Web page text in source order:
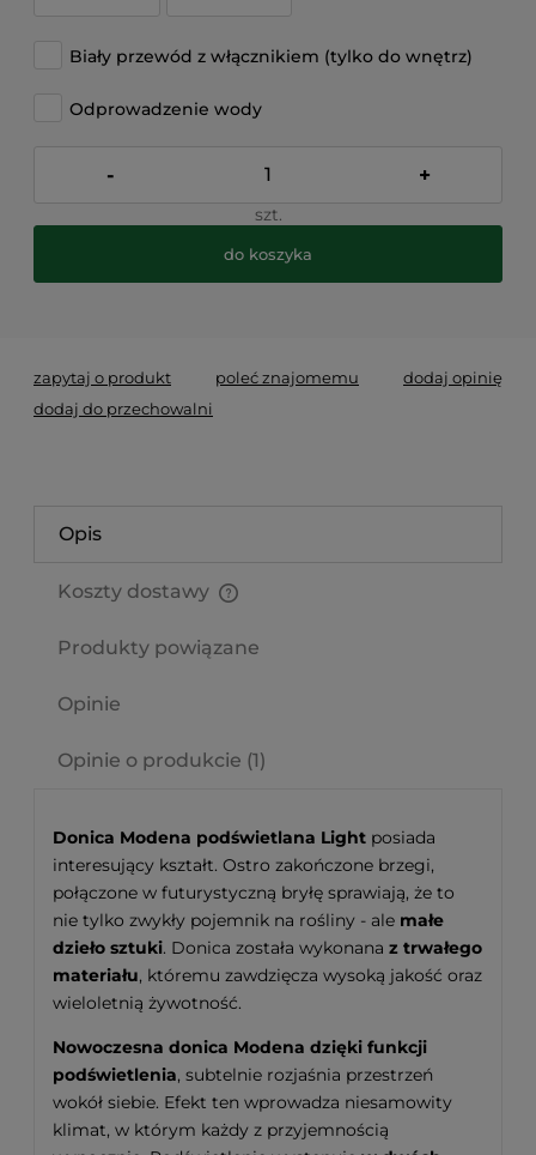
Biały przewód z włącznikiem (tylko do wnętrz)
Odprowadzenie wody
- +
szt.
do koszyka
zapytaj o produkt poleć znajomemu
dodaj opinię
dodaj do przechowalni
Opis
Koszty dostawy
Produkty powiązane
Opinie
Opinie o produkcie (1)
Donica Modena podświetlana Light posiada
interesujący kształt. Ostro zakończone brzegi,
połączone w futurystyczną bryłę sprawiają, że to
nie tylko zwykły pojemnik na rośliny - ale małe
dzieło sztuki. Donica została wykonana z trwałego
materiału, któremu zawdzięcza wysoką jakość oraz
wieloletnią żywotność.
Nowoczesna donica Modena dzięki funkcji
podświetlenia, subtelnie rozjaśnia przestrzeń
wokół siebie. Efekt ten wprowadza niesamowity
klimat, w którym każdy z przyjemnością